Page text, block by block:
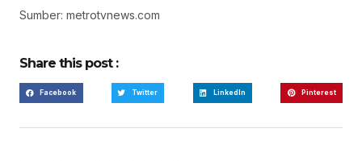
Sumber: metrotvnews.com
Share this post :
Facebook Twitter LinkedIn Pinterest